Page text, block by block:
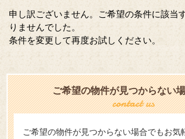
申し訳ございません。ご希望の条件に該当
りませんでした。
条件を変更して再度お試しください。
ご希望の物件が見つからない
ご希望の物件が見つからない場合でもお気